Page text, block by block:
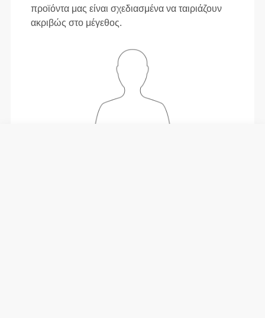
προϊόντα μας είναι σχεδιασμένα να ταιριάζουν
ακριβώς στο μέγεθος.